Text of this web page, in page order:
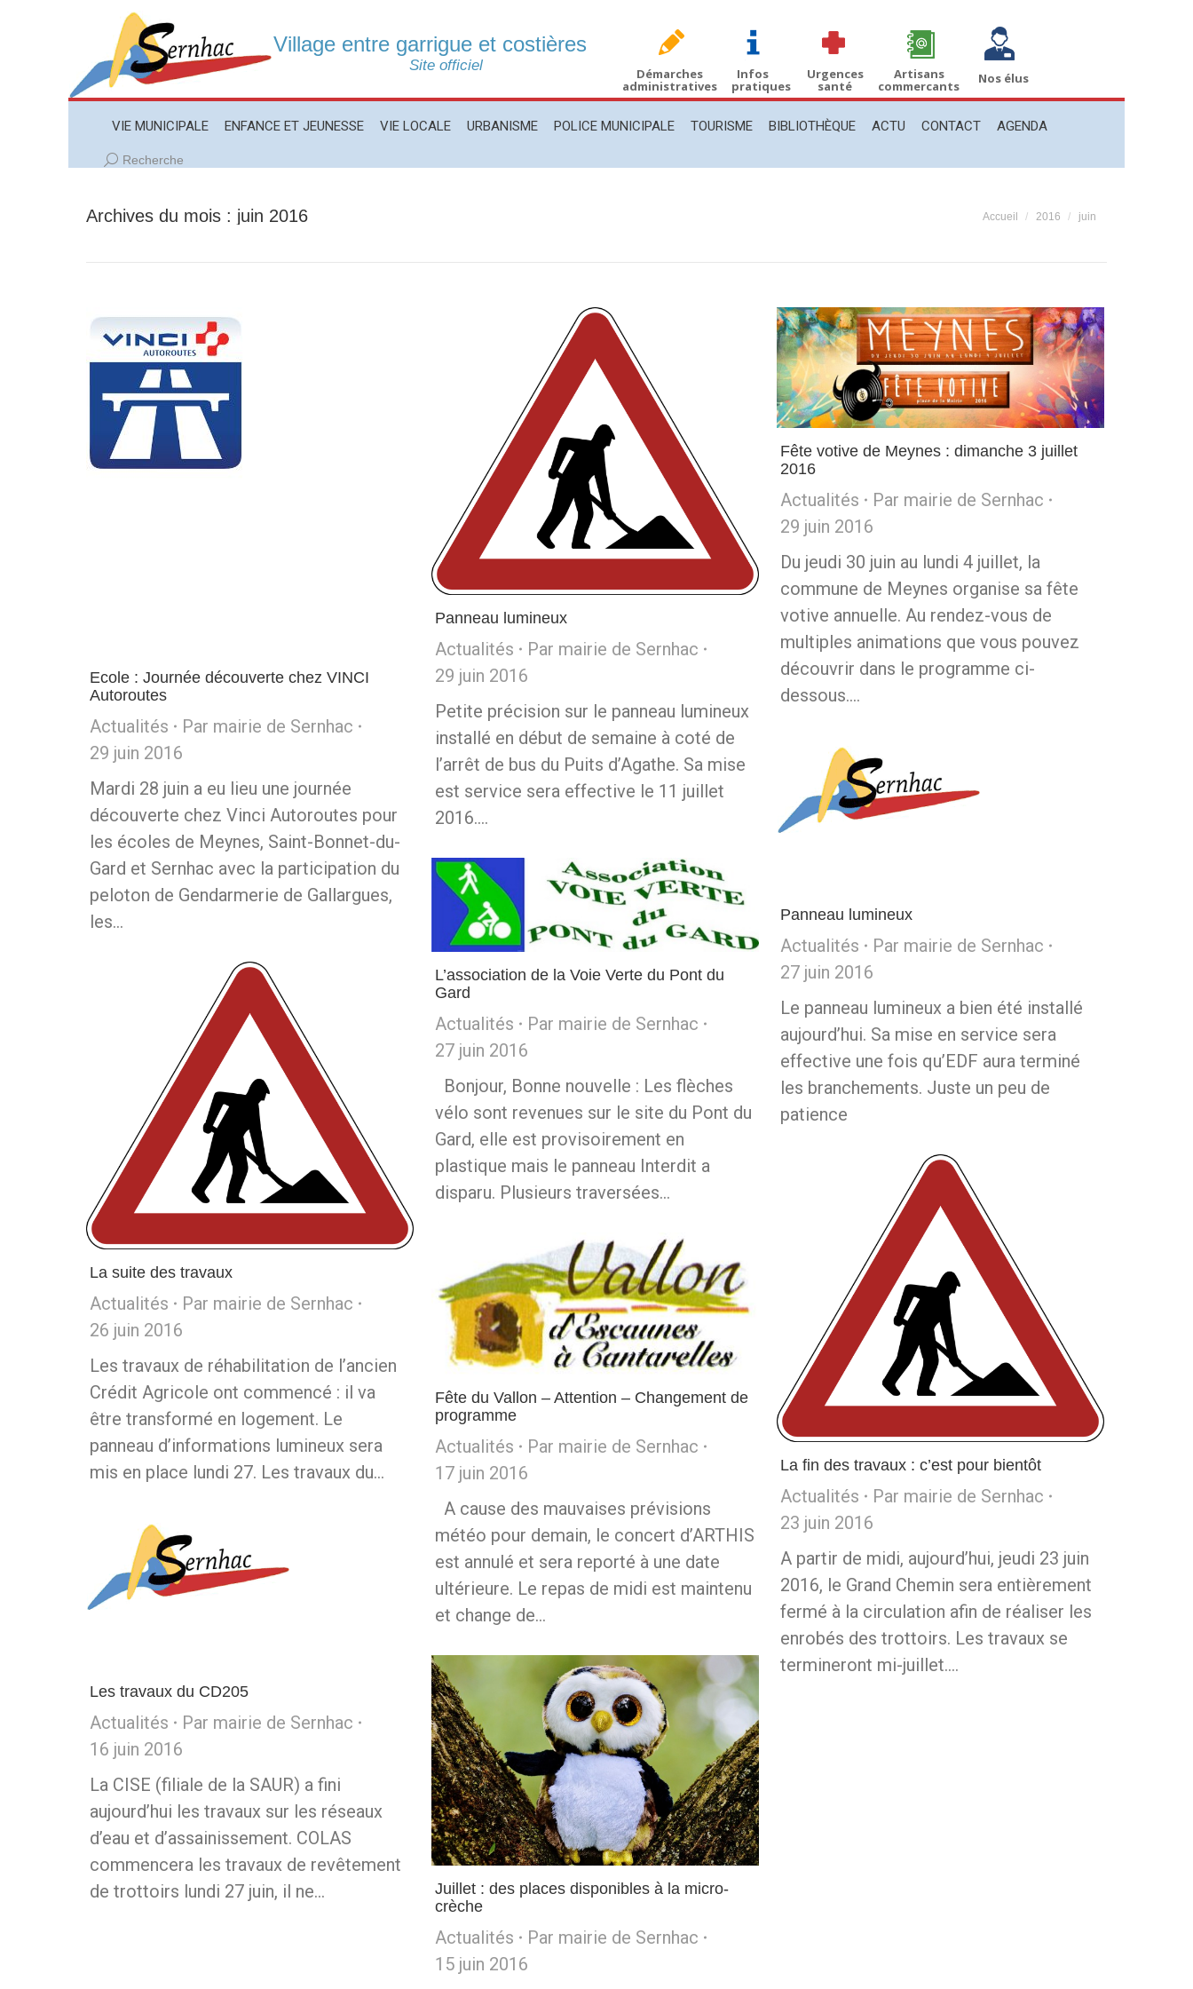
Village entre garrigue et costières
Site officiel Démarches
administratives
Infos
pratiques
Urgences
santé
Artisans
commercants Nos élus
VIE MUNICIPALE ENFANCE ET JEUNESSE VIE LOCALE URBANISME POLICE MUNICIPALE TOURISME BIBLIOTHÈQUE ACTU CONTACT AGENDA
Recherche
Recherche
Archives du mois : juin 2016 Vous êtes ici :
Accueil 2016 juin
Ecole : Journée découverte chez VINCI
Autoroutes
Actualités Par mairie de Sernhac
29 juin 2016
Mardi 28 juin a eu lieu une journée
découverte chez Vinci Autoroutes pour
les écoles de Meynes, Saint-Bonnet-du-
Gard et Sernhac avec la participation du
peloton de Gendarmerie de Gallargues,
les…
Panneau lumineux
Actualités Par mairie de Sernhac
29 juin 2016
Petite précision sur le panneau lumineux
installé en début de semaine à coté de
l’arrêt de bus du Puits d’Agathe. Sa mise
est service sera effective le 11 juillet
2016.…
Fête votive de Meynes : dimanche 3 juillet
2016
Actualités Par mairie de Sernhac
29 juin 2016
Du jeudi 30 juin au lundi 4 juillet, la
commune de Meynes organise sa fête
votive annuelle. Au rendez-vous de
multiples animations que vous pouvez
découvrir dans le programme ci-
dessous.…
Panneau lumineux
Actualités Par mairie de Sernhac
27 juin 2016
Le panneau lumineux a bien été installé
aujourd’hui. Sa mise en service sera
effective une fois qu’EDF aura terminé
les branchements. Juste un peu de
patience
L’association de la Voie Verte du Pont du
Gard
Actualités Par mairie de Sernhac
27 juin 2016
Bonjour, Bonne nouvelle : Les flèches
vélo sont revenues sur le site du Pont du
Gard, elle est provisoirement en
plastique mais le panneau Interdit a
disparu. Plusieurs traversées…
La suite des travaux
Actualités Par mairie de Sernhac
26 juin 2016
Les travaux de réhabilitation de l’ancien
Crédit Agricole ont commencé : il va
être transformé en logement. Le
panneau d’informations lumineux sera
mis en place lundi 27. Les travaux du…
La fin des travaux : c’est pour bientôt
Actualités Par mairie de Sernhac
23 juin 2016
A partir de midi, aujourd’hui, jeudi 23 juin
2016, le Grand Chemin sera entièrement
fermé à la circulation afin de réaliser les
enrobés des trottoirs. Les travaux se
termineront mi-juillet.…
Fête du Vallon – Attention – Changement de
programme
Actualités Par mairie de Sernhac
17 juin 2016
A cause des mauvaises prévisions
météo pour demain, le concert d’ARTHIS
est annulé et sera reporté à une date
ultérieure. Le repas de midi est maintenu
et change de…
Les travaux du CD205
Actualités Par mairie de Sernhac
16 juin 2016
La CISE (filiale de la SAUR) a fini
aujourd’hui les travaux sur les réseaux
d’eau et d’assainissement. COLAS
commencera les travaux de revêtement
de trottoirs lundi 27 juin, il ne…
Juillet : des places disponibles à la micro-
crèche
Actualités Par mairie de Sernhac
15 juin 2016
VIE MUNICIPALE ENFANCE ET JEUNESSE VIE LOCALE URBANISME POLICE MUNICIPALE TOURISME BIBLIOTHÈQUE CONTACT AGENDA